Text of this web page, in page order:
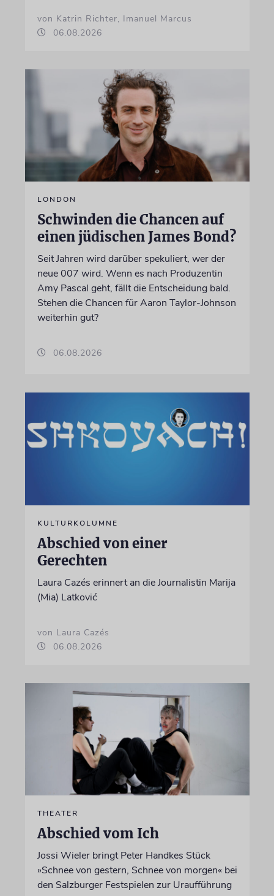
von Katrin Richter, Imanuel Marcus
06.08.2026
LONDON
Schwinden die Chancen auf
einen jüdischen James Bond?
Seit Jahren wird darüber spekuliert, wer der
neue 007 wird. Wenn es nach Produzentin
Amy Pascal geht, fällt die Entscheidung bald.
Stehen die Chancen für Aaron Taylor-Johnson
weiterhin gut?
06.08.2026
KULTURKOLUMNE
Abschied von einer
Gerechten
Laura Cazés erinnert an die Journalistin Marija
(Mia) Latković
von Laura Cazés
06.08.2026
THEATER
Abschied vom Ich
Jossi Wieler bringt Peter Handkes Stück
»Schnee von gestern, Schnee von morgen« bei
den Salzburger Festspielen zur Uraufführung